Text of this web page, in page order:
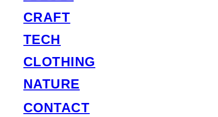
CRAFT
TECH
CLOTHING
NATURE
CONTACT